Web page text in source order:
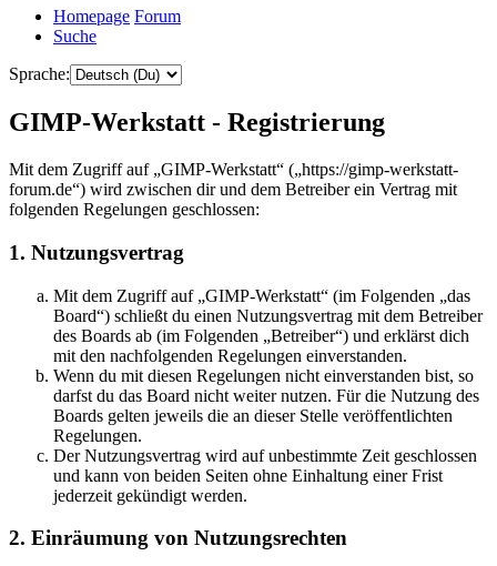
Homepage Forum
Suche
Sprache:
GIMP-Werkstatt - Registrierung
Mit dem Zugriff auf „GIMP-Werkstatt“ („https://gimp-werkstatt-
forum.de“) wird zwischen dir und dem Betreiber ein Vertrag mit
folgenden Regelungen geschlossen:
1. Nutzungsvertrag
Mit dem Zugriff auf „GIMP-Werkstatt“ (im Folgenden „das
Board“) schließt du einen Nutzungsvertrag mit dem Betreiber
des Boards ab (im Folgenden „Betreiber“) und erklärst dich
mit den nachfolgenden Regelungen einverstanden.
Wenn du mit diesen Regelungen nicht einverstanden bist, so
darfst du das Board nicht weiter nutzen. Für die Nutzung des
Boards gelten jeweils die an dieser Stelle veröffentlichten
Regelungen.
Der Nutzungsvertrag wird auf unbestimmte Zeit geschlossen
und kann von beiden Seiten ohne Einhaltung einer Frist
jederzeit gekündigt werden.
2. Einräumung von Nutzungsrechten